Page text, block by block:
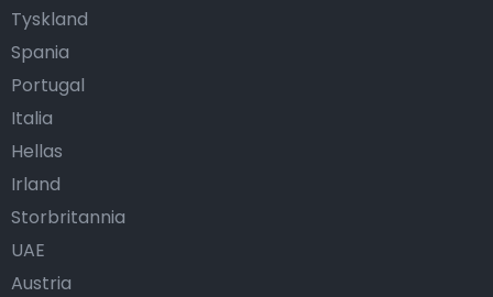
Tyskland
Spania
Portugal
Italia
Hellas
Irland
Storbritannia
UAE
Austria